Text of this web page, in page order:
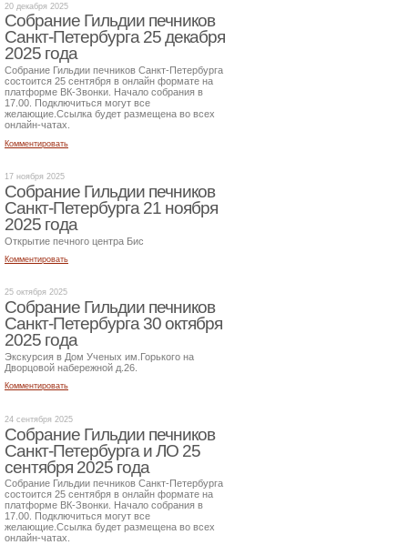
20 декабря 2025
Собрание Гильдии печников
Санкт-Петербурга 25 декабря
2025 года
Собрание Гильдии печников Санкт-Петербурга
состоится 25 сентября в онлайн формате на
платформе ВК-Звонки. Начало собрания в
17.00. Подключиться могут все
желающие.Ссылка будет размещена во всех
онлайн-чатах.
Комментировать
17 ноября 2025
Собрание Гильдии печников
Санкт-Петербурга 21 ноября
2025 года
Открытие печного центра Бис
Комментировать
25 октября 2025
Собрание Гильдии печников
Санкт-Петербурга 30 октября
2025 года
Экскурсия в Дом Ученых им.Горького на
Дворцовой набережной д.26.
Комментировать
24 сентября 2025
Собрание Гильдии печников
Санкт-Петербурга и ЛО 25
сентября 2025 года
Собрание Гильдии печников Санкт-Петербурга
состоится 25 сентября в онлайн формате на
платформе ВК-Звонки. Начало собрания в
17.00. Подключиться могут все
желающие.Ссылка будет размещена во всех
онлайн-чатах.